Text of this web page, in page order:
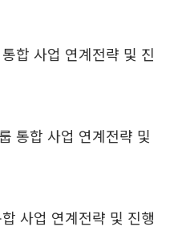
합 사업 연계전략 및 진
통합 사업 연계전략 및
사업 연계전략 및 진행